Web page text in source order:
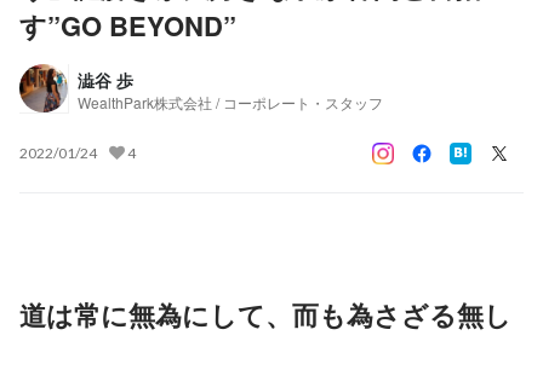
す”GO BEYOND”
澁谷 歩
WealthPark株式会社 / コーポレート・スタッフ
2022/01/24 4
道は常に無為にして、而も為さざる無し